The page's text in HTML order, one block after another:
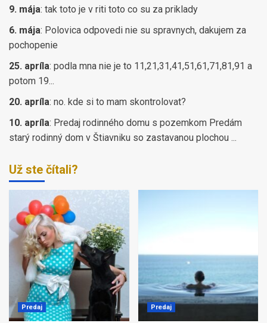
9. mája: tak toto je v riti toto co su za priklady
6. mája: Polovica odpovedi nie su spravnych, dakujem za
pochopenie
25. apríla: podla mna nie je to 11,21,31,41,51,61,71,81,91 a
potom 19...
20. apríla: no. kde si to mam skontrolovat?
10. apríla: Predaj rodinného domu s pozemkom Predám
starý rodinný dom v Štiavniku so zastavanou plochou ...
Už ste čítali?
Predaj Predaj